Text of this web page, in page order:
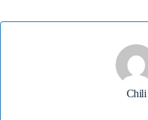
Chili